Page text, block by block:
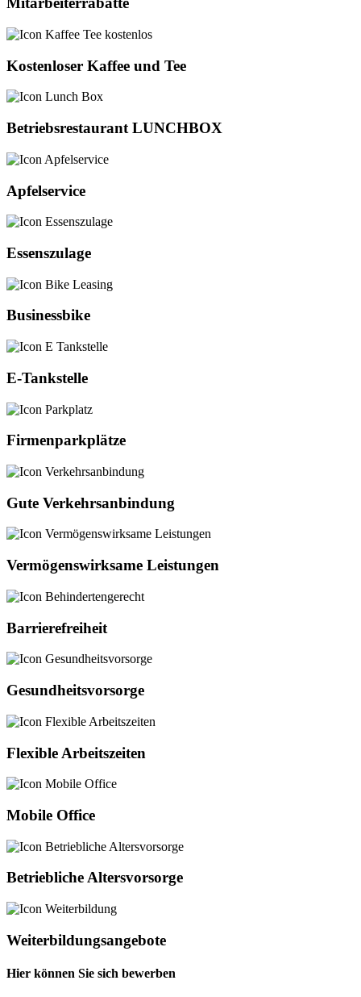
Kostenloser Kaffee und Tee
Betriebsrestaurant LUNCHBOX
Apfelservice
Essenszulage
Businessbike
E-Tankstelle
Firmenparkplätze
Gute Verkehrsanbindung
Vermögenswirksame Leistungen
Barrierefreiheit
Gesundheitsvorsorge
Flexible Arbeitszeiten
Mobile Office
Betriebliche Altersvorsorge
Weiterbildungsangebote
Hier können Sie sich bewerben